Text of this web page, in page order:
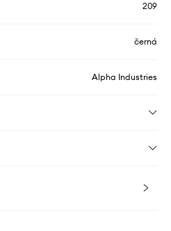
209
černá
Alpha Industries